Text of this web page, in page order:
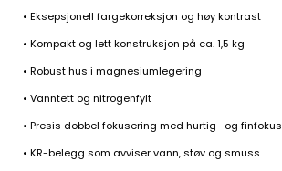
• Eksepsjonell fargekorreksjon og høy kontrast
• Kompakt og lett konstruksjon på ca. 1,5 kg
• Robust hus i magnesiumlegering
• Vanntett og nitrogenfylt
• Presis dobbel fokusering med hurtig- og finfokus
• KR-belegg som avviser vann, støv og smuss